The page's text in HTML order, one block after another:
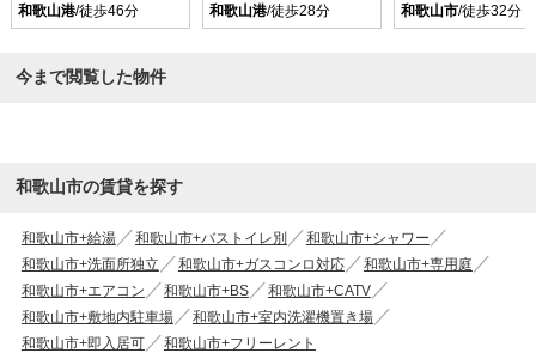
和歌山港/徒歩46分
和歌山港/徒歩28分
和歌山市/徒歩32分
今まで閲覧した物件
和歌山市の賃貸を探す
和歌山市+給湯 和歌山市+バストイレ別
和歌山市+シャワー
和歌山市+洗面所独立
和歌山市+ガスコンロ対応
和歌山市+専用庭
和歌山市+エアコン
和歌山市+BS
和歌山市+CATV
和歌山市+敷地内駐車場
和歌山市+室内洗濯機置き場
和歌山市+即入居可
和歌山市+フリーレント